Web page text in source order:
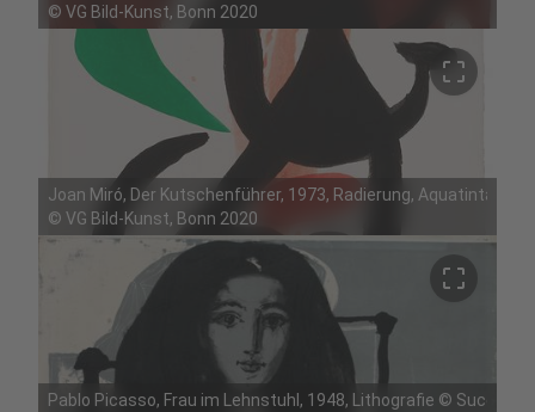
© VG Bild-Kunst, Bonn 2020
crop_free
Joan Miró, Der Kutschenführer, 1973, Radierung, Aquatinta
© VG Bild-Kunst, Bonn 2020
crop_free
Pablo Picasso, Frau im Lehnstuhl, 1948, Lithografie ©